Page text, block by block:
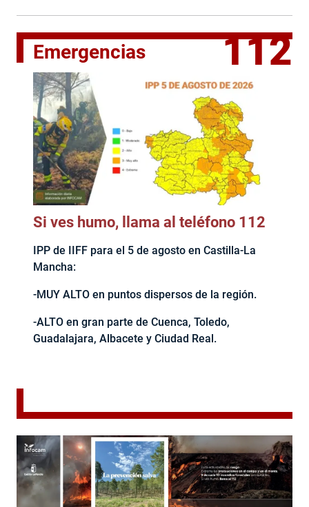
Emergencias 112
Si ves humo, llama al teléfono 112
IPP de IIFF para el 5 de agosto en Castilla-La
Mancha:
-MUY ALTO en puntos dispersos de la región.
-ALTO en gran parte de Cuenca, Toledo,
Guadalajara, Albacete y Ciudad Real.